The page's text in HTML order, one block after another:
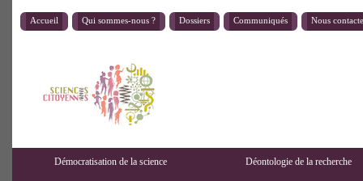
Accueil Qui sommes-nous ? Dossiers Communiqués Nous
Démocratisation de la science Déontologie de la recherche